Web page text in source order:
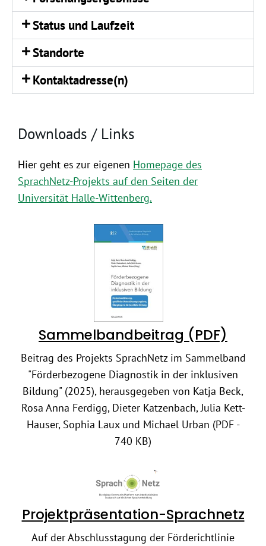
Status und Laufzeit
Standorte
Kontaktadresse(n)
Downloads / Links
Hier geht es zur eigenen Homepage des
SprachNetz-Projekts auf den Seiten der
Universität Halle-Wittenberg.
Sammelbandbeitrag (PDF)
Beitrag des Projekts SprachNetz im Sammelband
"Förderbezogene Diagnostik in der inklusiven
Bildung" (2025), herausgegeben von Katja Beck,
Rosa Anna Ferdigg, Dieter Katzenbach, Julia Kett-
Hauser, Sophia Laux und Michael Urban (PDF -
740 KB)
Projektpräsentation-Sprachnetz
Auf der Abschlusstagung der Förderichtlinie